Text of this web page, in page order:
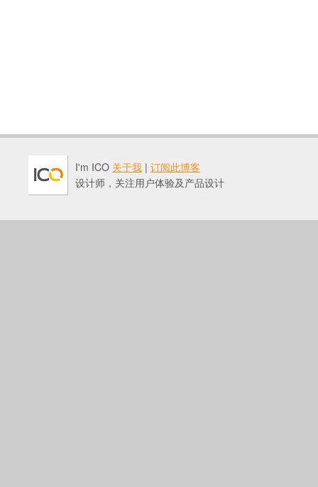
I'm ICO 关于我 | 订阅此博客
设计师，关注用户体验及产品设计